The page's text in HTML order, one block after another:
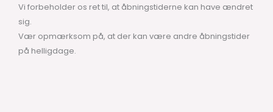
Vi forbeholder os ret til, at åbningstiderne kan have ændret
sig.
Vær opmærksom på, at der kan være andre åbningstider
på helligdage.